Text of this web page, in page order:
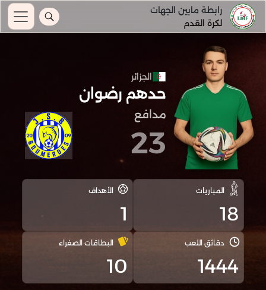
رابطة مابين الجهات
لكرة القدم
الجزائر
حدهم رضوان
مدافع
23
المباريات
18
الأهداف
1
دقائق اللعب
1444
البطاقات الصفراء
10